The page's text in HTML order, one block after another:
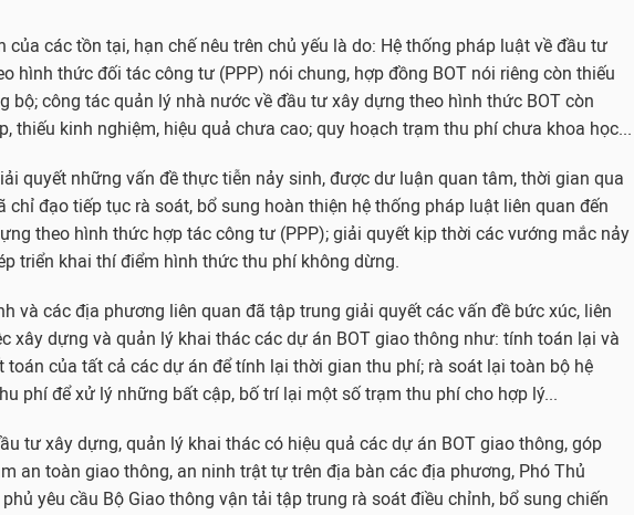
của các tồn tại, hạn chế nêu trên chủ yếu là do: Hệ thống pháp luật về đầu tư
hình thức đối tác công tư (PPP) nói chung, hợp đồng BOT nói riêng còn thiếu
bộ; công tác quản lý nhà nước về đầu tư xây dựng theo hình thức BOT còn
thiếu kinh nghiệm, hiệu quả chưa cao; quy hoạch trạm thu phí chưa khoa học...
quyết những vấn đề thực tiễn nảy sinh, được dư luận quan tâm, thời gian qua
chỉ đạo tiếp tục rà soát, bổ sung hoàn thiện hệ thống pháp luật liên quan đến
theo hình thức hợp tác công tư (PPP); giải quyết kịp thời các vướng mắc nảy
triển khai thí điểm hình thức thu phí không dừng.
và các địa phương liên quan đã tập trung giải quyết các vấn đề bức xúc, liên
xây dựng và quản lý khai thác các dự án BOT giao thông như: tính toán lại và
toán của tất cả các dự án để tính lại thời gian thu phí; rà soát lại toàn bộ hệ
phí để xử lý những bất cập, bố trí lại một số trạm thu phí cho hợp lý...
tư xây dựng, quản lý khai thác có hiệu quả các dự án BOT giao thông, góp
an toàn giao thông, an ninh trật tự trên địa bàn các địa phương, Phó Thủ
yêu cầu Bộ Giao thông vận tải tập trung rà soát điều chỉnh, bổ sung chiến